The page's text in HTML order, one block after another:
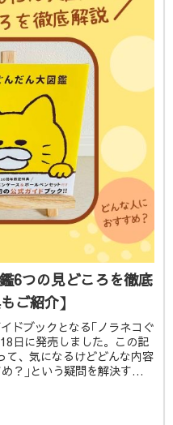
6つの見どころを徹底
ご紹介】
ドブックとなる｢ノラネコぐ
日に発売しました。この記
て、気になるけどどんな内容
？｣という疑問を解決すべ